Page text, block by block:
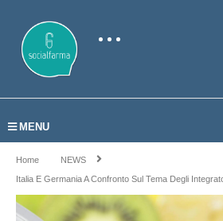
MENU
Home
NEWS
Italia E Germania A Confronto Sul Tema Degli